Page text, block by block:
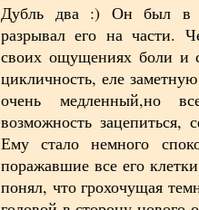
Дубль два :) Он был в
разрывал его на части.
своих ощущениях боли и
цикличность, еле
очень медленный,но
возможность зацепиться,
Ему стало немного
поражавшие все его
понял, что грохочущая